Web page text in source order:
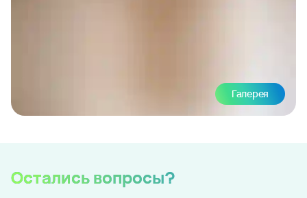
Галерея
Остались вопросы?